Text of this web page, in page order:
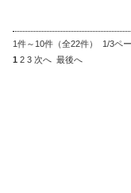
1件～10件（全22件） 1/3ペ
1 2 3 次へ 最後へ